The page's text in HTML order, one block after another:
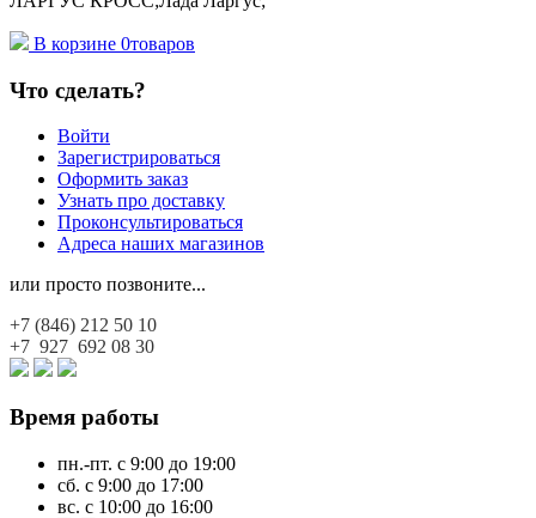
В корзине 0товаров
Что сделать?
Войти
Зарегистрироваться
Оформить заказ
Узнать про доставку
Проконсультироваться
Адреса наших магазинов
или просто позвоните...
+7 (846) 212 50 10
+7 927 692 08 30
Время работы
пн.-пт. с 9:00 до 19:00
сб. с 9:00 до 17:00
вс. с 10:00 до 16:00